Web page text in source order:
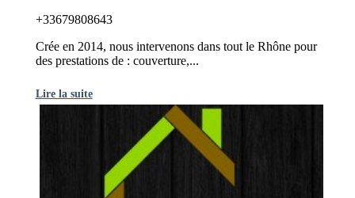
+33679808643
Crée en 2014, nous intervenons dans tout le Rhône pour
des prestations de : couverture,...
Lire la suite